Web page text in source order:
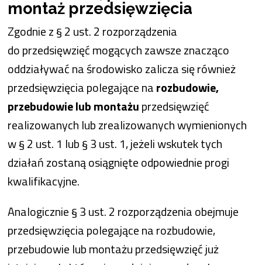
montaż przedsięwzięcia
Zgodnie z § 2 ust. 2 rozporządzenia
do przedsięwzięć mogących zawsze znacząco
oddziaływać na środowisko zalicza się również
przedsięwzięcia polegające narozbudowie,
przebudowie lub montażuprzedsięwzięć
realizowanych lub zrealizowanych wymienionych
w § 2 ust. 1 lub § 3 ust. 1, jeżeli wskutek tych
działań zostaną osiągnięte odpowiednie progi
kwalifikacyjne.
Analogicznie § 3 ust. 2 rozporządzenia obejmuje
przedsięwzięcia polegające na rozbudowie,
przebudowie lub montażu przedsięwzięć już